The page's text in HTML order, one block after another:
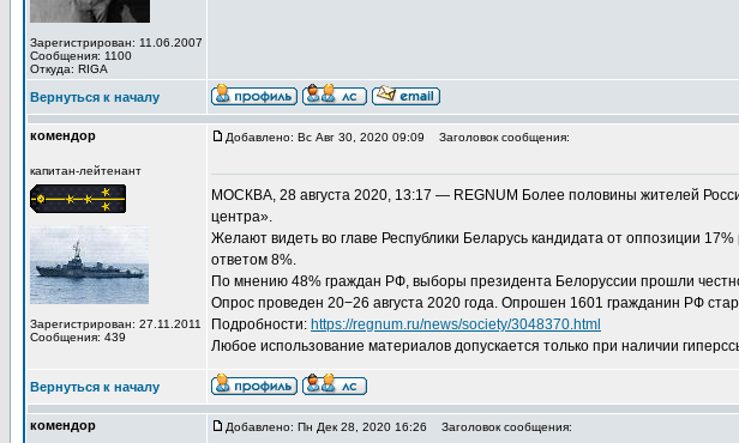
Зарегистрирован: 11.06.2007
Сообщения: 1100
Откуда: RIGA
Вернуться к началу
комендор
капитан-лейтенант
Зарегистрирован: 27.11.2011
Сообщения: 439
Добавлено: Вс Авг 30, 2020 09:09 Заголовок сообщения:
МОСКВА, 28 августа 2020, 13:17 — REGNUM Более половины жителей
центра».
Желают видеть во главе Республики Беларусь кандидата от оппозиции
ответом 8%.
По мнению 48% граждан РФ, выборы президента Белоруссии прошли
Опрос проведен 20−26 августа 2020 года. Опрошен 1601 гражданин РФ
Подробности: https://regnum.ru/news/society/3048370.html
Любое использование материалов допускается только при наличии
Вернуться к началу
комендор Добавлено: Пн Дек 28, 2020 16:26 Заголовок сообщения: